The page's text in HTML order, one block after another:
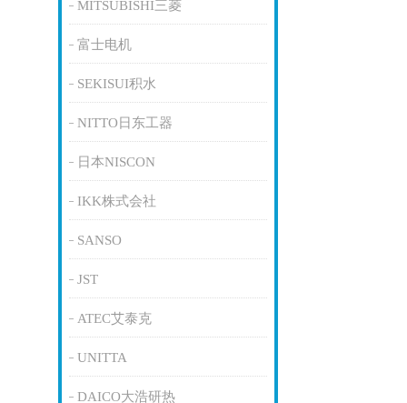
MITSUBISHI三菱
富士电机
SEKISUI积水
NITTO日东工器
日本NISCON
IKK株式会社
SANSO
JST
ATEC艾泰克
UNITTA
DAICO大浩研热